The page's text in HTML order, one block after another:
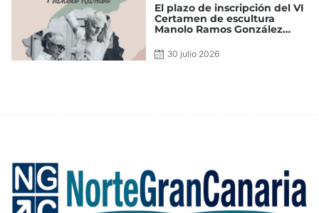
El plazo de inscripción del VI
Certamen de escultura
Manolo Ramos González
el mes de octubre
30 julio 2026